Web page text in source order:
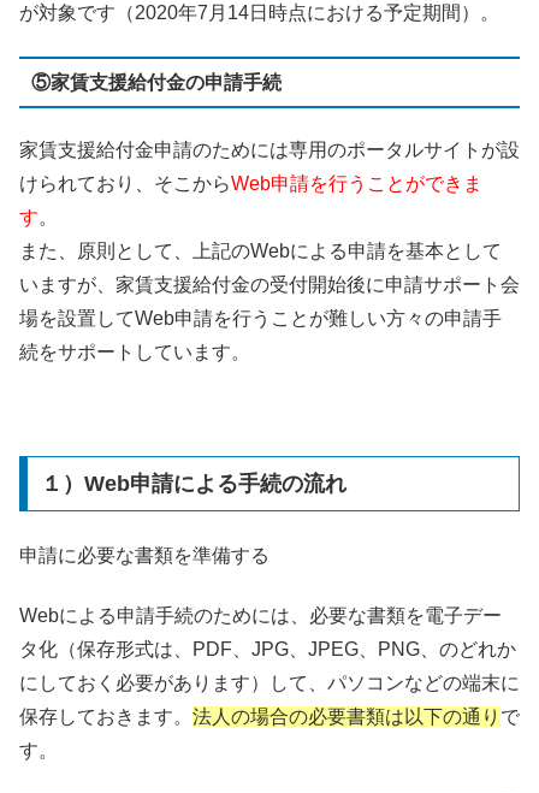
が対象です（2020年7月14日時点における予定期間）。
⑤家賃支援給付金の申請手続
家賃支援給付金申請のためには専用のポータルサイトが設
けられており、そこからWeb申請を行うことができま
す。
また、原則として、上記のWebによる申請を基本として
いますが、家賃支援給付金の受付開始後に申請サポート会
場を設置してWeb申請を行うことが難しい方々の申請手
続をサポートしています。
１）Web申請による手続の流れ
申請に必要な書類を準備する
Webによる申請手続のためには、必要な書類を電子デー
タ化（保存形式は、PDF、JPG、JPEG、PNG、のどれか
にしておく必要があります）して、パソコンなどの端末に
保存しておきます。 法人の場合の必要書類は以下の通り で
す。